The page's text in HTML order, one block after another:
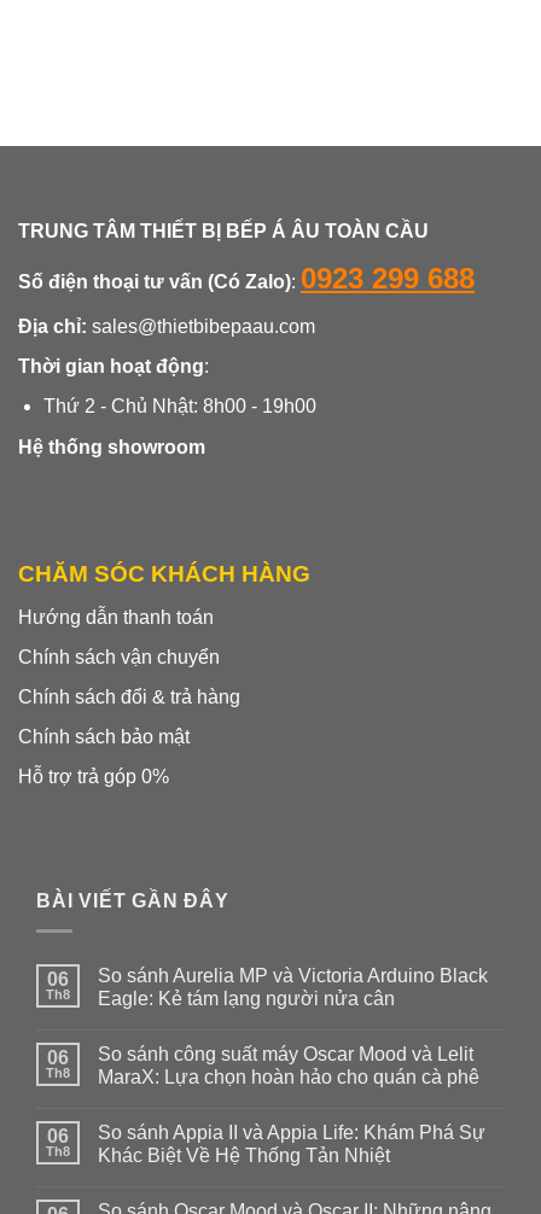
TRUNG TÂM THIẾT BỊ BẾP Á ÂU TOÀN CẦU
Số điện thoại tư vấn (Có Zalo): 0923 299 688
Địa chỉ: sales@thietbibepaau.com
Thời gian hoạt động:
Thứ 2 - Chủ Nhật: 8h00 - 19h00
Hệ thống showroom
CHĂM SÓC KHÁCH HÀNG
Hướng dẫn thanh toán
Chính sách vận chuyển
Chính sách đổi & trả hàng
Chính sách bảo mật
Hỗ trợ trả góp 0%
BÀI VIẾT GẦN ĐÂY
06
Th8
So sánh Aurelia MP và Victoria Arduino Black
Eagle: Kẻ tám lạng người nửa cân
bình
luận
ở
Aurelia
MP
và
Black
06
Th8
So sánh công suất máy Oscar Mood và Lelit
MaraX: Lựa chọn hoàn hảo cho quán cà phê
bình
luận
ở
công
06
Th8
So sánh Appia II và Appia Life: Khám Phá Sự
Khác Biệt Về Hệ Thống Tản Nhiệt